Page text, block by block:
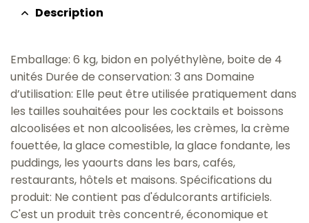
Description
Emballage: 6 kg, bidon en polyéthylène, boite de 4
unités Durée de conservation: 3 ans Domaine
d’utilisation: Elle peut être utilisée pratiquement dans
les tailles souhaitées pour les cocktails et boissons
alcoolisées et non alcoolisées, les crèmes, la crème
fouettée, la glace comestible, la glace fondante, les
puddings, les yaourts dans les bars, cafés,
restaurants, hôtels et maisons. Spécifications du
produit: Ne contient pas d'édulcorants artificiels.
C'est un produit très concentré, économique et